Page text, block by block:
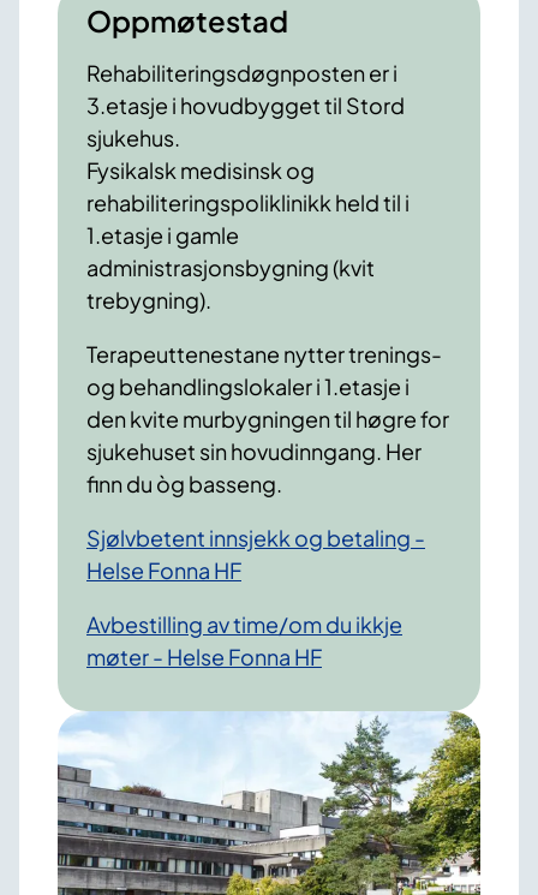
Oppmøtestad
Rehabiliteringsdøgnposten er i
3.etasje i hovudbygget til Stord
sjukehus.
Fysikalsk medisinsk og
rehabiliteringspoliklinikk held til i
1.etasje i gamle
administrasjonsbygning (kvit
trebygning).
Terapeuttenestane nytter trenings-
og behandlingslokaler i 1.etasje i
den kvite murbygningen til høgre for
sjukehuset sin hovudinngang. Her
finn du òg basseng.
Sjølvbetent innsjekk og betaling -
Helse Fonna HF
Avbestilling av time/om du ikkje
møter - Helse Fonna HF